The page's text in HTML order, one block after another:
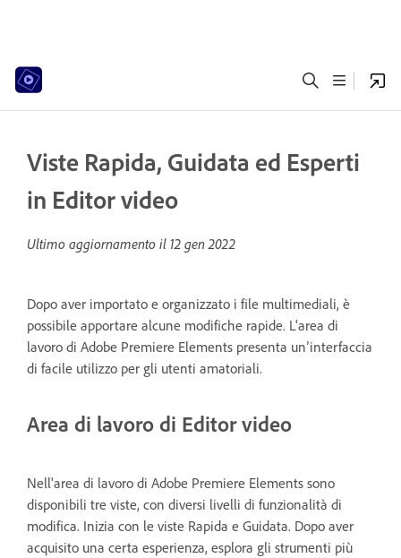
Viste Rapida, Guidata ed Esperti
in Editor video
Ultimo aggiornamento il 12 gen 2022
Dopo aver importato e organizzato i file multimediali, è
possibile apportare alcune modifiche rapide. L'area di
lavoro di Adobe Premiere Elements presenta un’interfaccia
di facile utilizzo per gli utenti amatoriali.
Area di lavoro di Editor video
Nell'area di lavoro di Adobe Premiere Elements sono
disponibili tre viste, con diversi livelli di funzionalità di
modifica. Inizia con le viste Rapida e Guidata. Dopo aver
acquisito una certa esperienza, esplora gli strumenti più